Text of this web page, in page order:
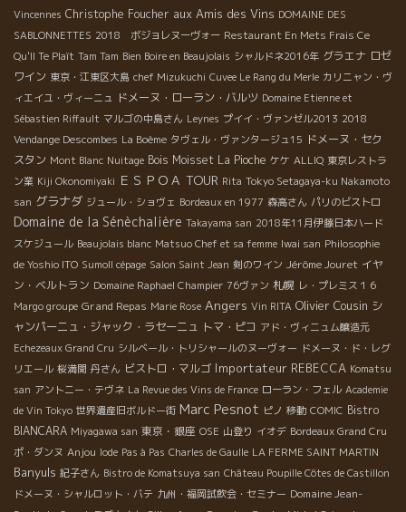
Vincennes Christophe Foucher aux Amis des Vins DOMAINE DES
SABLONNETTES 2018 ボジョレヌーヴォー Restaurant En Mets Frais Ce
Qu'Il Te Plaît Tam Tam Bien Boire en Beaujolais シャルドネ2016年 グラエナ ロゼ
ワイン 東京・江東区大島 chef Mizukuchi Cuvee Le Rang du Merle カリニャン・ヴ
ィエイユ・ヴィーニュ ドメーヌ・ローラン・バルツ Domaine Etienne et
Sébastien Riffault マルゴの中島さん Leynes プイイ・ヴァンゼル2013 2018
Vendange Descombes La Boème タヴェル・ヴァンタージュ15 ドメーヌ・セク
スタン Mont Blanc Nuitage Bois Moisset La Pioche ケケ ALLIQ 東京レストラ
ン業 Kiji Okonomiyaki ＥＳＰＯＡ TOUR Rita Tokyo Setagaya-ku Nakamoto
san グラナダ ジュール・ショヴェ Bordeaux en 1977 森高さん パリのビストロ
Domaine de la Sénèchalière Takayama san 2018年11月伊藤日本ハード
スケジュール Beaujolais blanc Matsuo Chef et sa femme Iwai san Philosophie
de Yoshio ITO Sumoll cépage Salon Saint Jean 剣のワイン Jérôme Jouret イヤ
ン・ベルトラン Domaine Raphael Champier 76ヴァン 札幌 レ・プレミス１６
Margo groupe Grand Repas Marie Rose Angers Vin RITA Olivier Cousin シ
ャンパーニュ・ジャック・ラセーニュ トマ・ピコ アド・ヴィニュム醸造元
Echezeaux Grand Cru シルベール・トリシャールのヌーヴォー ドメーヌ・ド・レグ
リエール 桜満開 丹さん ビストロ・マルゴ Importateur REBECCA Komatsu
san アントニー・テヴネ La Revue des Vins de France ローラン・フェル Academie
de Vin Tokyo 世界遺産旧ボルドー街 Marc Pesnot ピノ 移動 COMIC Bistro
BIANCARA Miyagawa san 東京・銀座 OSE 山登り イオデ Bordeaux Grand Cru
ポ・ダンヌ Anjou Iode Pas à Pas Charles de Gaulle LA FERME SAINT MARTIN
Banyuls 紀子さん Bistro de Komatsuya san Château Poupille Côtes de Castillon
ドメーヌ・シャルロット・バテ 九州・福岡試飲会・セミナー Domaine Jean-